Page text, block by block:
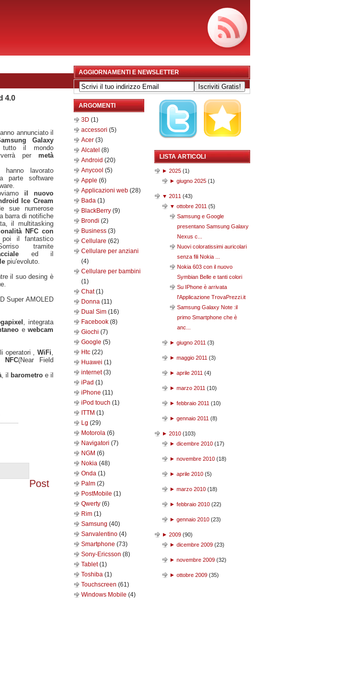
4.0
annunciato il
Galaxy
il mondo
per metà
hanno lavorato
parte software
il nuovo
Ice Cream
sue numerose
barra di notifiche
il multitasking
NFC con
poi il fantastico
tramite
ed il
piu'evoluto.
il suo desing è
Super AMOLED
, integrata
ewebcam
operatori , WiFi
NFC(Near Field
, il barometro e il
Post
AGGIORNAMENTI E NEWSLETTER
ARGOMENTI
3D (1)
accessori (5)
Acer (3)
Alcatel (8)
Android (20)
Anycool (5)
Apple (6)
Applicazioni web (28)
Bada (1)
BlackBerry (9)
Brondi (2)
Business (3)
Cellulare (62)
Cellulare per anziani
(4)
Cellulare per bambini
(1)
Chat(1)
Donna (11)
Dual Sim (16)
Facebook (8)
Giochi (7)
Google (5)
Htc (22)
Huawei (1)
internet(3)
iPad (1)
iPhone (11)
iPod touch (1)
ITTM (1)
Lg (29)
Motorola (6)
Navigatori (7)
NGM (6)
Nokia (48)
Onda (1)
Palm (2)
PostMobile (1)
Qwerty (6)
Rim (1)
Samsung (40)
Sanvalentino (4)
Smartphone (73)
Sony-Ericsson (8)
Tablet(1)
Toshiba (1)
Touchscreen (61)
Windows Mobile (4)
LISTA ARTICOLI
► 2025 (1)
► giugno 2025 (1)
▼ 2011 (43)
▼ ottobre 2011 (5)
Samsung e Google
presentano Samsung Galaxy
Nexus c...
Nuovi coloratissimi auricolari
senza fili Nokia ...
Nokia 603 con il nuovo
Symbian Belle e tanti colori
Su IPhone è arrivata
l'Applicazione TrovaPrezzi.it
Samsung Galaxy Note :il
primo Smartphone che è
anc...
► giugno 2011 (3)
► maggio 2011 (3)
► aprile 2011 (4)
► marzo 2011 (10)
► febbraio 2011 (10)
► gennaio 2011 (8)
► 2010 (103)
► dicembre 2010 (17)
► novembre 2010 (18)
► aprile 2010 (5)
► marzo 2010 (18)
► febbraio 2010 (22)
► gennaio 2010 (23)
► 2009 (90)
► dicembre 2009 (23)
► novembre 2009 (32)
► ottobre 2009 (35)